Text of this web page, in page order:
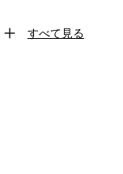
すべて見る